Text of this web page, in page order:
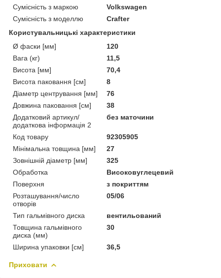
Сумісність з маркою
Volkswagen
Сумісність з моделлю
Crafter
Користувальницькі характеристики
Ø фаски [мм]
120
Вага (кг)
11,5
Висота [мм]
70,4
Висота паковання [см]
8
Діаметр центрування [мм]
76
Довжина паковання [см]
38
Додатковий артикул/
додаткова інформація 2
без маточини
Код товару
92305905
Мінімальна товщина [мм]
27
Зовнішній діаметр [мм]
325
Обработка
Високовуглецевий
Поверхня
з покриттям
Розташування/число
отворів
05/06
Тип гальмівного диска
вентильований
Товщина гальмівного
диска (мм)
30
Ширина упаковки [см] 36,5
Приховати